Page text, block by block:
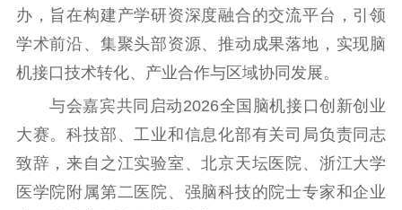
先进典型
社会宣传
思想政治教育 爱国主义教育
全民国防教育
红色资源保护利
用
新闻出版
办，旨在构建产学研资深度融合的交流平台，引领
学术前沿、集聚头部资源、推动成果落地，实现脑
机接口技术转化、产业合作与区域协同发展。
与会嘉宾共同启动2026全国脑机接口创新创业
大赛。科技部、工业和信息化部有关司局负责同志
致辞，来自之江实验室、北京天坛医院、浙江大学
医学院附属第二医院、强脑科技的院士专家和企业